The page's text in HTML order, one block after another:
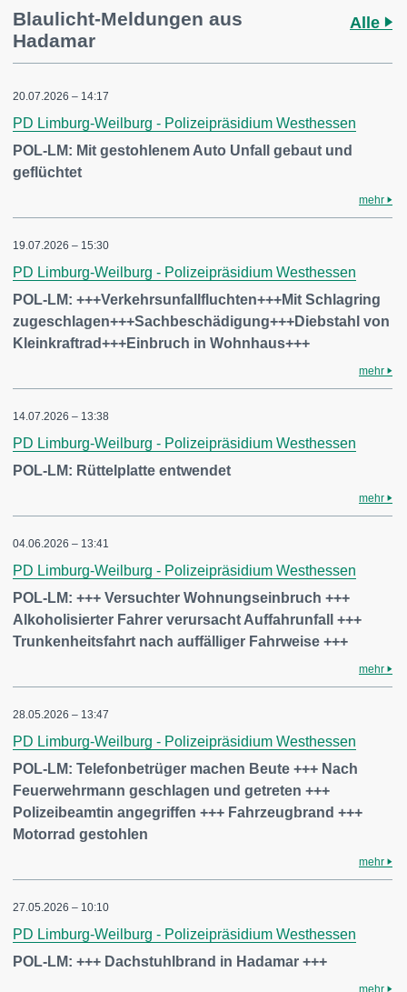
Blaulicht-Meldungen aus
Hadamar
Alle
20.07.2026 – 14:17
PD Limburg-Weilburg - Polizeipräsidium Westhessen
POL-LM: Mit gestohlenem Auto Unfall gebaut und
geflüchtet
mehr
19.07.2026 – 15:30
PD Limburg-Weilburg - Polizeipräsidium Westhessen
POL-LM: +++Verkehrsunfallfluchten+++Mit Schlagring
zugeschlagen+++Sachbeschädigung+++Diebstahl von
Kleinkraftrad+++Einbruch in Wohnhaus+++
mehr
14.07.2026 – 13:38
PD Limburg-Weilburg - Polizeipräsidium Westhessen
POL-LM: Rüttelplatte entwendet
mehr
04.06.2026 – 13:41
PD Limburg-Weilburg - Polizeipräsidium Westhessen
POL-LM: +++ Versuchter Wohnungseinbruch +++
Alkoholisierter Fahrer verursacht Auffahrunfall +++
Trunkenheitsfahrt nach auffälliger Fahrweise +++
mehr
28.05.2026 – 13:47
PD Limburg-Weilburg - Polizeipräsidium Westhessen
POL-LM: Telefonbetrüger machen Beute +++ Nach
Feuerwehrmann geschlagen und getreten +++
Polizeibeamtin angegriffen +++ Fahrzeugbrand +++
Motorrad gestohlen
mehr
27.05.2026 – 10:10
PD Limburg-Weilburg - Polizeipräsidium Westhessen
POL-LM: +++ Dachstuhlbrand in Hadamar +++
mehr